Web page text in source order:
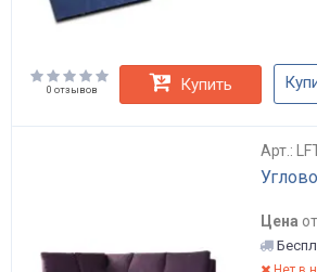
0 отзывов Купить
Арт.:
Цена от